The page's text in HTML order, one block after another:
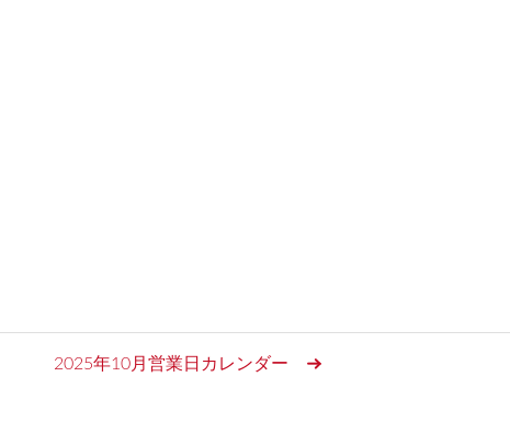
2025年10月営業日カレンダー